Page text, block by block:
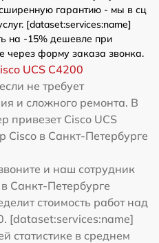
гарантию - мы в сц
[dataset:services:name]
на -15% дешевле при
через форму заказа звонка.
UCS C4200
не требует
и сложного ремонта. В
привезет Cisco UCS
Cisco в Санкт-Петербурге
и наш сотрудник
Санкт-Петербурге
стоимость работ над
[dataset:services:name]
статистике в среднем